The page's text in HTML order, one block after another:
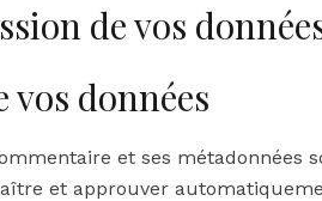
de vos
vos données
et ses métadonnées
et approuver